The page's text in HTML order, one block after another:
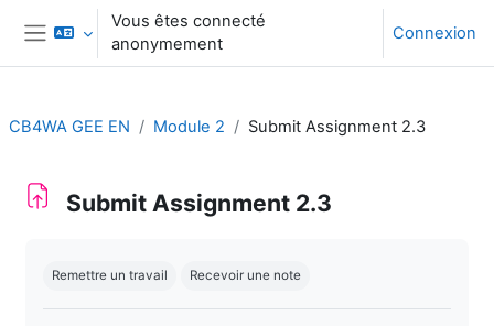
Passer au contenu principal
Panneau latéral
Vous êtes connecté
anonymement
Connexion
CB4WA GEE EN Module 2 Submit Assignment 2.3
Submit Assignment 2.3
Remettre un travail Recevoir une note